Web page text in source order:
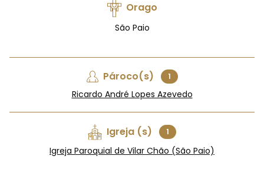
Orago
São Paio
Pároco(s) 1
Ricardo André Lopes Azevedo
Igreja (s) 1
Igreja Paroquial de Vilar Chão (São Paio)